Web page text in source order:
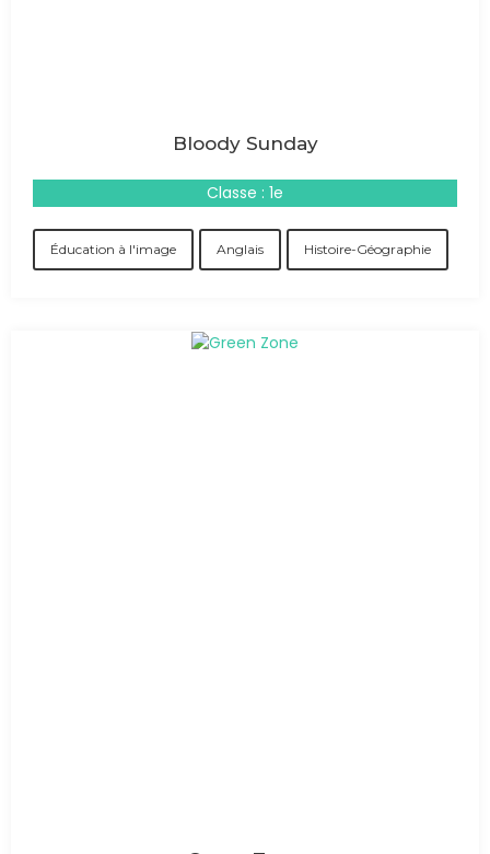
Bloody Sunday
Classe : 1e
Éducation à l'image Anglais Histoire-Géographie